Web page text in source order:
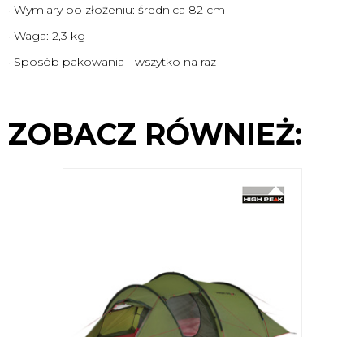
· Wymiary po złożeniu: średnica 82 cm
· Waga: 2,3 kg
· Sposób pakowania - wszytko na raz
ZOBACZ RÓWNIEŻ: